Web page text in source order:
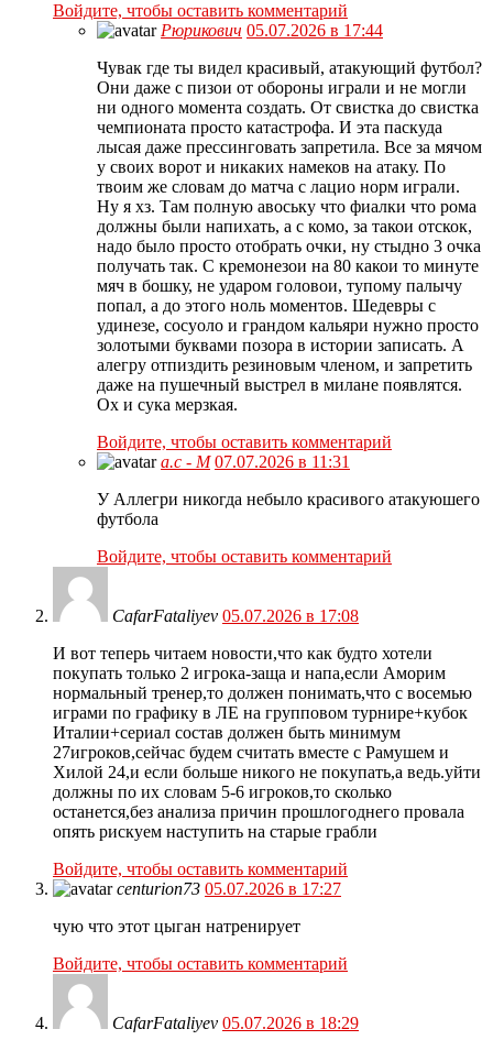
Войдите, чтобы оставить комментарий
Рюрикович 05.07.2026 в 17:44
Чувак где ты видел красивый, атакующий футбол?
Они даже с пизои от обороны играли и не могли
ни одного момента создать. От свистка до свистка
чемпионата просто катастрофа. И эта паскуда
лысая даже прессинговать запретила. Все за мячом
у своих ворот и никаких намеков на атаку. По
твоим же словам до матча с лацио норм играли.
Ну я хз. Там полную авоську что фиалки что рома
должны были напихать, а с комо, за такои отскок,
надо было просто отобрать очки, ну стыдно 3 очка
получать так. С кремонезои на 80 какои то минуте
мяч в бошку, не ударом головои, тупому палычу
попал, а до этого ноль моментов. Шедевры с
удинезе, сосуоло и грандом кальяри нужно просто
золотыми буквами позора в истории записать. А
алегру отпиздить резиновым членом, и запретить
даже на пушечный выстрел в милане появлятся.
Ох и сука мерзкая.
Войдите, чтобы оставить комментарий
а.с - М 07.07.2026 в 11:31
У Аллегри никогда небыло красивого атакуюшего
футбола
Войдите, чтобы оставить комментарий
CafarFataliyev 05.07.2026 в 17:08
И вот теперь читаем новости,что как будто хотели
покупать только 2 игрока-заща и напа,если Аморим
нормальный тренер,то должен понимать,что с восемью
играми по графику в ЛЕ на групповом турнире+кубок
Италии+сериал состав должен быть минимум
27игроков,сейчас будем считать вместе с Рамушем и
Хилой 24,и если больше никого не покупать,а ведь.уйти
должны по их словам 5-6 игроков,то сколько
останется,без анализа причин прошлогоднего провала
опять рискуем наступить на старые грабли
Войдите, чтобы оставить комментарий
centurion73 05.07.2026 в 17:27
чую что этот цыган натренирует
Войдите, чтобы оставить комментарий
CafarFataliyev 05.07.2026 в 18:29